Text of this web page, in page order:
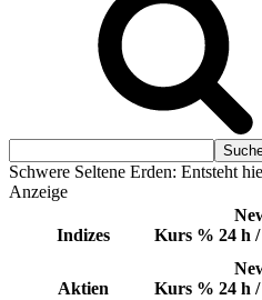
Schwere Seltene Erden: Entsteht
Anzeige
Indizes Kurs % 24 h
Aktien Kurs % 24 h